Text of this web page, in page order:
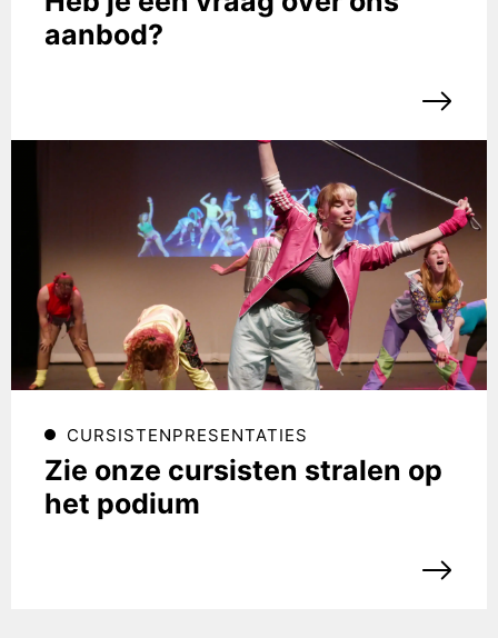
aanbod?
CURSISTENPRESENTATIES
Zie onze cursisten stralen op
het podium